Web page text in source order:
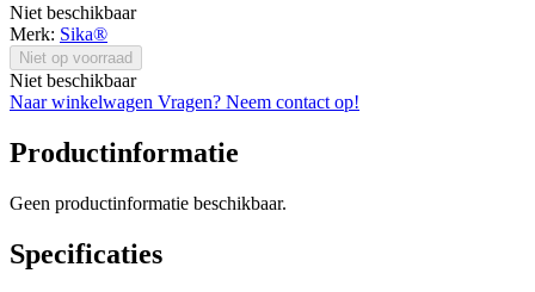
Niet beschikbaar
Merk: Sika®
Niet op voorraad
Niet beschikbaar
Naar winkelwagen Vragen? Neem contact op!
Productinformatie
Geen productinformatie beschikbaar.
Specificaties